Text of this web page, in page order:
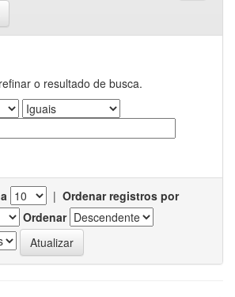
o resultado de busca.
| Ordenar registros por
Ordenar